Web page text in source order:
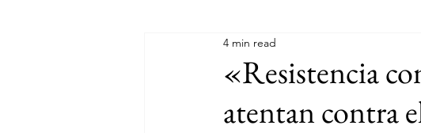
Pandemia y pueblos indígenas
Resistencias Tren Maya Plan
«Resistencia
atentan contra
4 min read